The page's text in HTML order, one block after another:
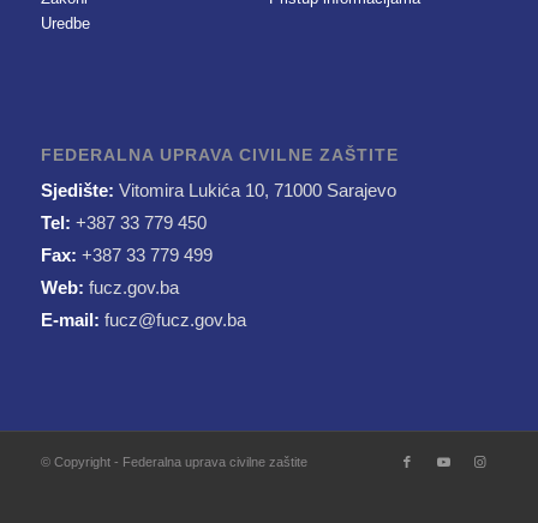
Uredbe
FEDERALNA UPRAVA CIVILNE ZAŠTITE
Sjedište: Vitomira Lukića 10, 71000 Sarajevo
Tel: +387 33 779 450
Fax: +387 33 779 499
Web: fucz.gov.ba
E-mail: fucz@fucz.gov.ba
© Copyright - Federalna uprava civilne zaštite